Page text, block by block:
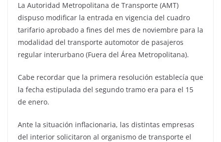
La Autoridad Metropolitana de Transporte (AMT)
dispuso modificar la entrada en vigencia del cuadro
tarifario aprobado a fines del mes de noviembre para la
modalidad del transporte automotor de pasajeros
regular interurbano (Fuera del Área Metropolitana).
Cabe recordar que la primera resolución establecía que
la fecha estipulada del segundo tramo era para el 15
de enero.
Ante la situación inflacionaria, las distintas empresas
del interior solicitaron al organismo de transporte el